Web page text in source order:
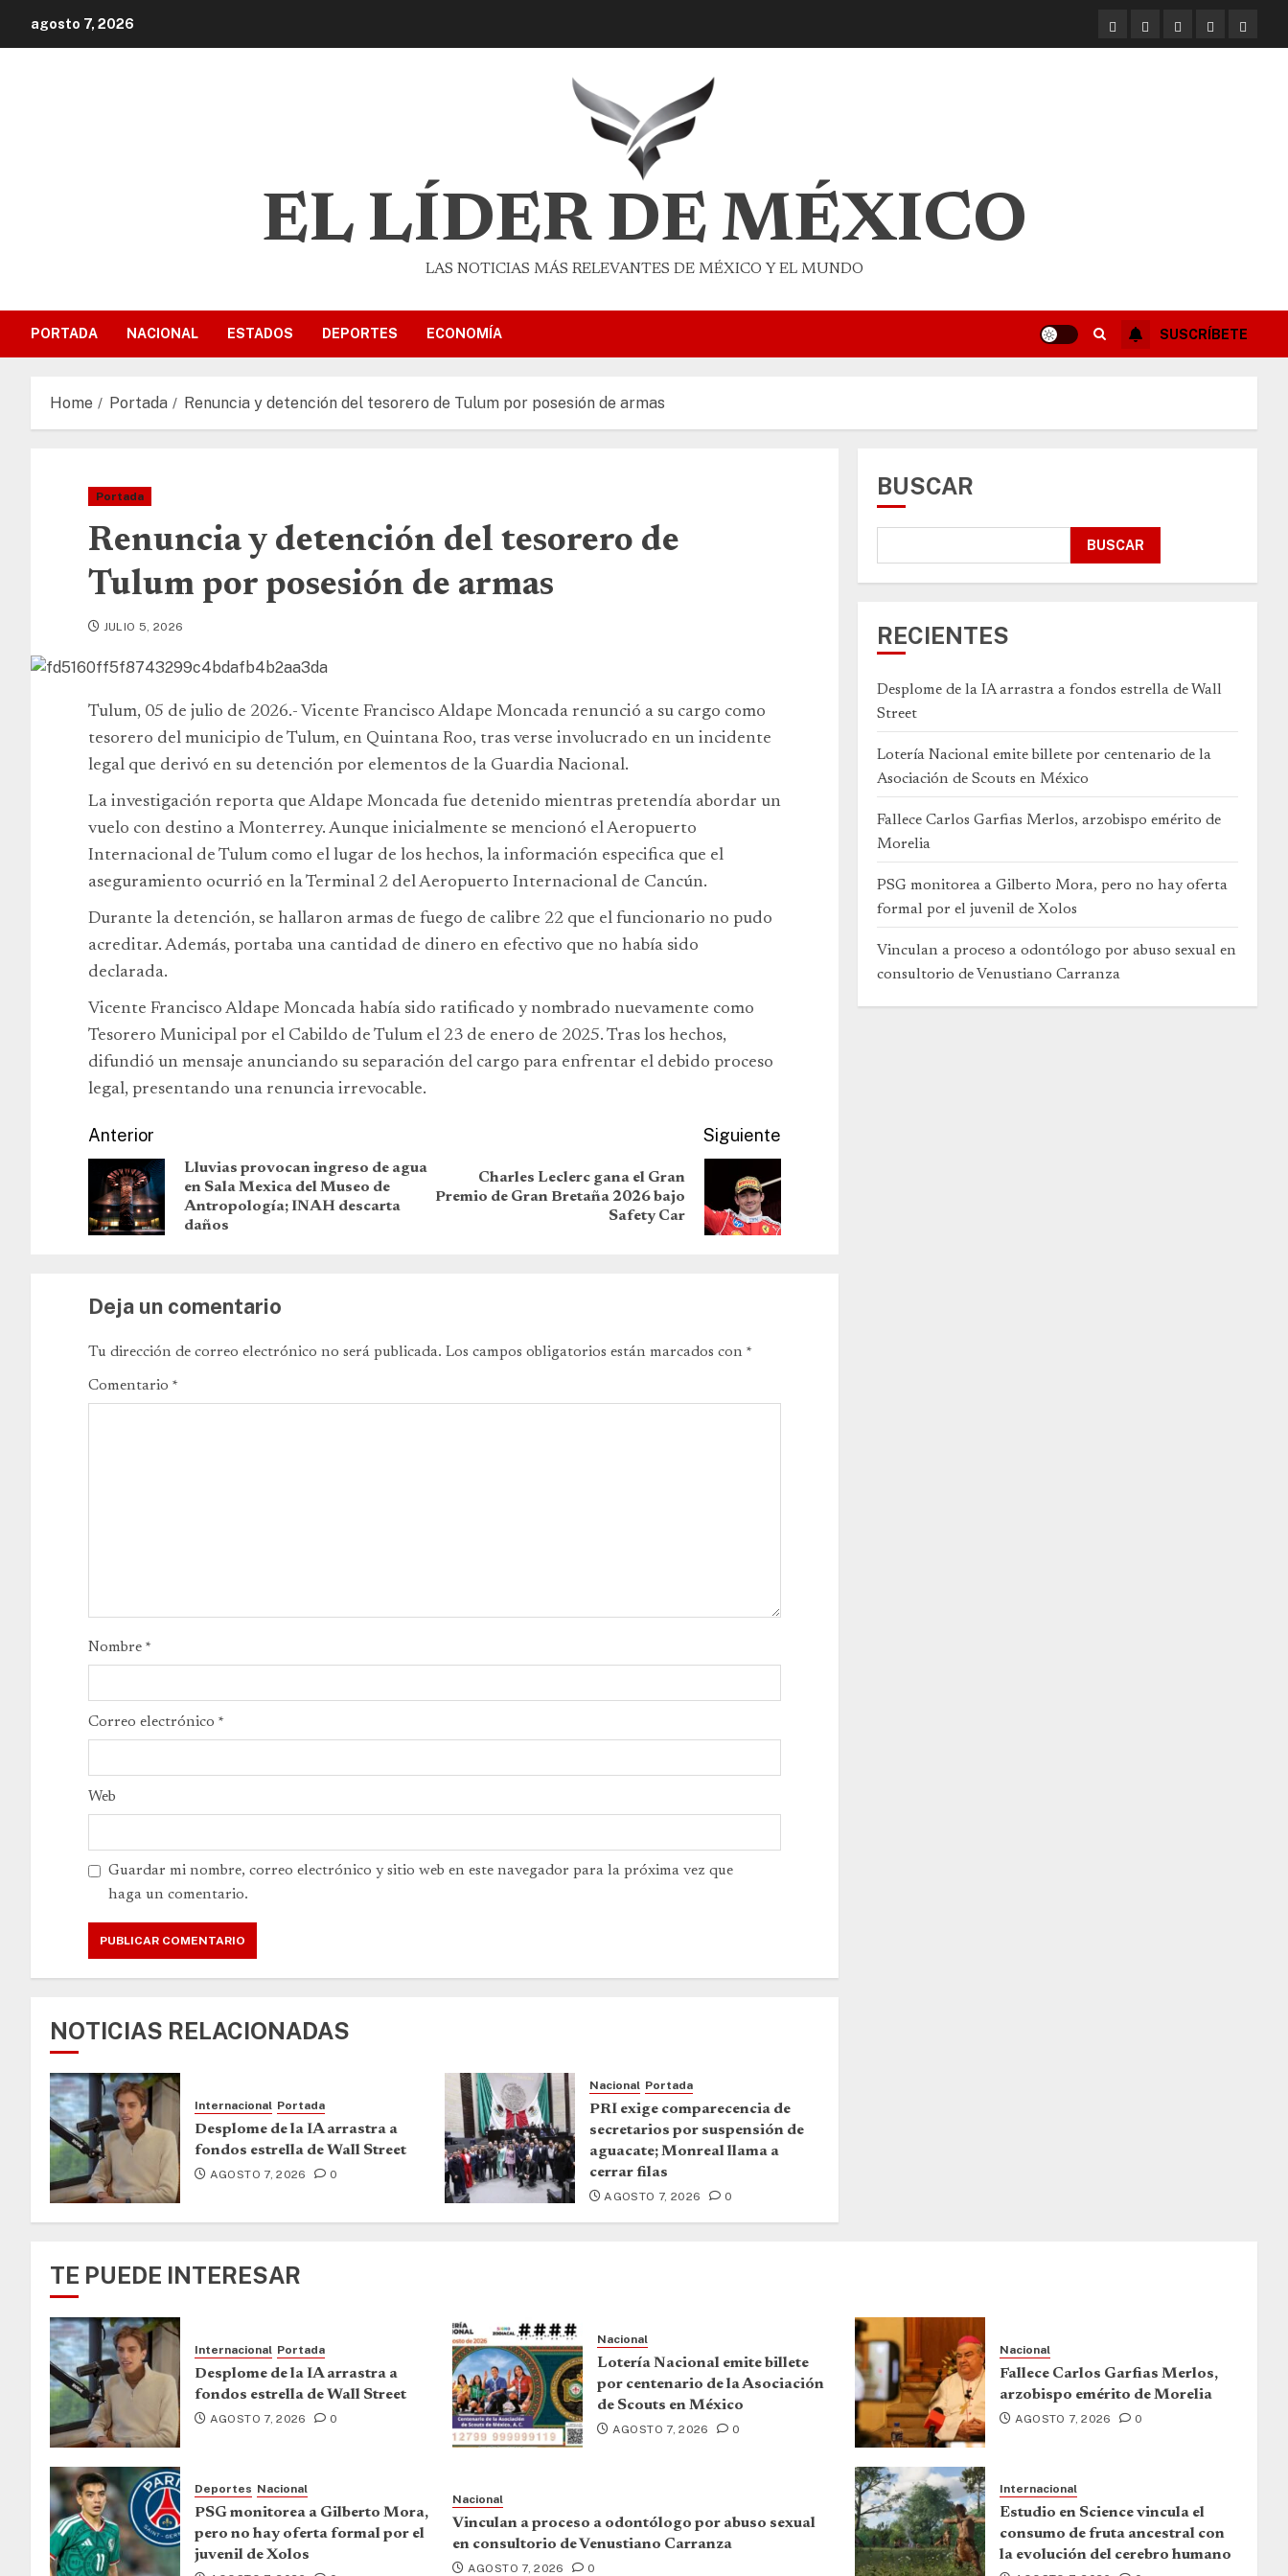
agosto 7, 2026
EL LÍDER DE MÉXICO
LAS NOTICIAS MÁS RELEVANTES DE MÉXICO Y EL MUNDO
PORTADA NACIONAL ESTADOS DEPORTES ECONOMÍA SUSCRÍBETE
Home Portada Renuncia y detención del tesorero de Tulum por posesión de armas
Portada
Renuncia y detención del tesorero de
Tulum por posesión de armas
JULIO 5, 2026
Tulum, 05 de julio de 2026.- Vicente Francisco Aldape Moncada renunció a su cargo como
tesorero del municipio de Tulum, en Quintana Roo, tras verse involucrado en un incidente
legal que derivó en su detención por elementos de la Guardia Nacional.
La investigación reporta que Aldape Moncada fue detenido mientras pretendía abordar un
vuelo con destino a Monterrey. Aunque inicialmente se mencionó el Aeropuerto
Internacional de Tulum como el lugar de los hechos, la información especifica que el
aseguramiento ocurrió en la Terminal 2 del Aeropuerto Internacional de Cancún.
Durante la detención, se hallaron armas de fuego de calibre 22 que el funcionario no pudo
acreditar. Además, portaba una cantidad de dinero en efectivo que no había sido
declarada.
Vicente Francisco Aldape Moncada había sido ratificado y nombrado nuevamente como
Tesorero Municipal por el Cabildo de Tulum el 23 de enero de 2025. Tras los hechos,
difundió un mensaje anunciando su separación del cargo para enfrentar el debido proceso
legal, presentando una renuncia irrevocable.
Anterior
Lluvias provocan ingreso de agua
en Sala Mexica del Museo de
Antropología; INAH descarta
daños
Siguiente
Charles Leclerc gana el Gran
Premio de Gran Bretaña 2026 bajo
Safety Car
Deja un comentario
Tu dirección de correo electrónico no será publicada. Los campos obligatorios están marcados con *
Comentario *
Nombre *
Correo electrónico *
Web
Guardar mi nombre, correo electrónico y sitio web en este navegador para la próxima vez que
haga un comentario.
NOTICIAS RELACIONADAS
Internacional Portada
Desplome de la IA arrastra a
fondos estrella de Wall Street
AGOSTO 7, 2026 0
Nacional Portada
PRI exige comparecencia de
secretarios por suspensión de
aguacate; Monreal llama a
cerrar filas
AGOSTO 7, 2026 0
BUSCAR
BUSCAR
RECIENTES
Desplome de la IA arrastra a fondos estrella de Wall
Street
Lotería Nacional emite billete por centenario de la
Asociación de Scouts en México
Fallece Carlos Garfias Merlos, arzobispo emérito de
Morelia
PSG monitorea a Gilberto Mora, pero no hay oferta
formal por el juvenil de Xolos
Vinculan a proceso a odontólogo por abuso sexual en
consultorio de Venustiano Carranza
TE PUEDE INTERESAR
Internacional Portada
Desplome de la IA arrastra a
fondos estrella de Wall Street
AGOSTO 7, 2026 0
Nacional
Lotería Nacional emite billete
por centenario de la Asociación
de Scouts en México
AGOSTO 7, 2026 0
Nacional
Fallece Carlos Garfias Merlos,
arzobispo emérito de Morelia
AGOSTO 7, 2026 0
Deportes Nacional
PSG monitorea a Gilberto Mora,
pero no hay oferta formal por el
juvenil de Xolos
Nacional
Vinculan a proceso a odontólogo por abuso sexual
en consultorio de Venustiano Carranza
AGOSTO 7, 2026 0
Internacional
Estudio en Science vincula el
consumo de fruta ancestral con
la evolución del cerebro humano